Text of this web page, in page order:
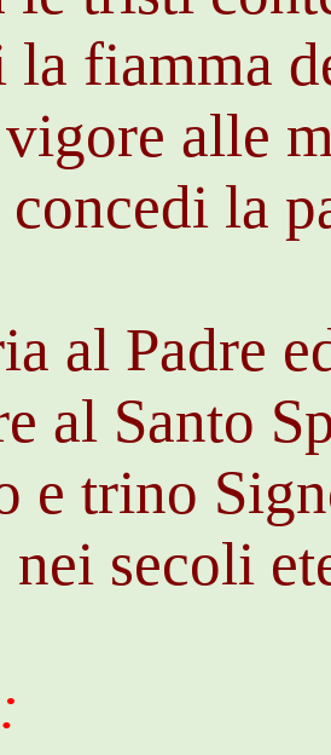
la fiamma
alle
la
al Padre
al Santo
e trino
nei secoli